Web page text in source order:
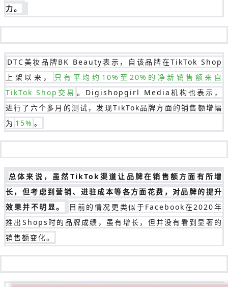
力。
DTC美妆品牌BK Beauty表示，自该品牌在TikTok Shop
上架以来，
只有平均约10%至20%的净新销售额来自
TikTok Shop交易 。Digishopgirl Media机构也表示，
进行了六个多月的测试，发现TikTok品牌方面的销售额增幅
为 15% 。
总体来说，虽然TikTok渠道让品牌在销售额方面有所增
长，但考虑到营销、进驻成本等各方面花费，对品牌的提升
效果并不明显。
目前的情况更类似于Facebook在2020年
推出Shops时的品牌成绩，虽有增长，但并没有看到显著的
销售额变化。